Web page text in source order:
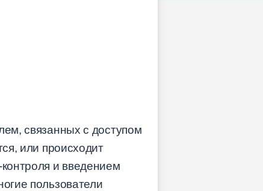
связанных с доступом
или происходит
и введением
пользователи